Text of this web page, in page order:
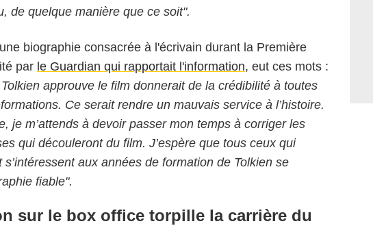
de quelque manière que ce soit".
biographie consacrée à l'écrivain durant la Première
par le Guardian qui rapportait l'information, eut ces mots :
approuve le film donnerait de la crédibilité à toutes
Ce serait rendre un mauvais service à l’histoire.
je m’attends à devoir passer mon temps à corriger les
qui découleront du film. J’espère que tous ceux qui
aux années de formation de Tolkien se
fiable".
sur le box office torpille la carrière du